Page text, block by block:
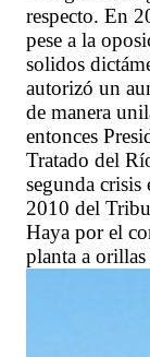
respecto. En
pese a la
solidos
autorizó un
de manera
entonces
Tratado del
segunda crisis
2010 del
Haya por el
planta a